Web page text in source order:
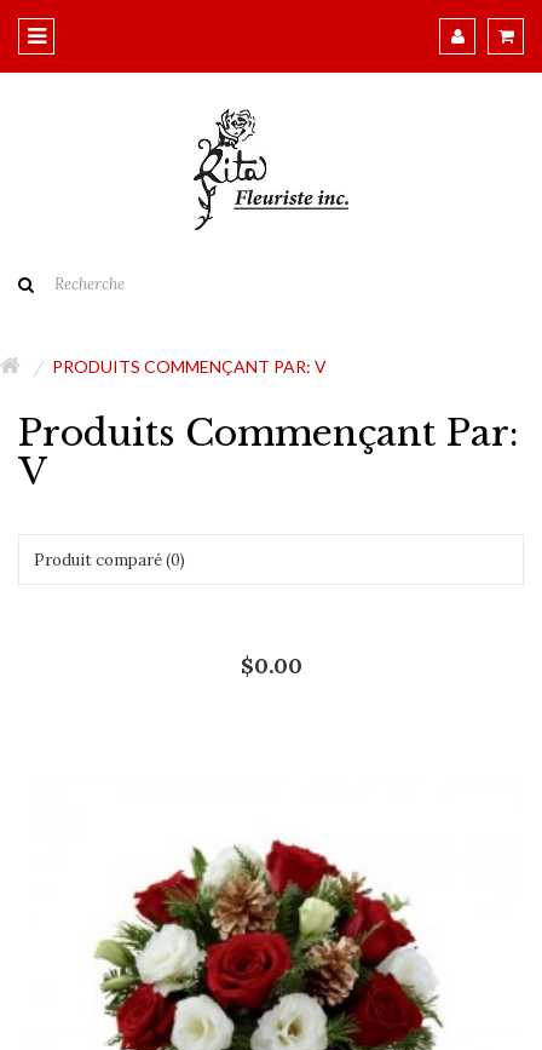
PRODUITS COMMENÇANT PAR: V
Produits Commençant Par:
V
Produit comparé (0)
$0.00